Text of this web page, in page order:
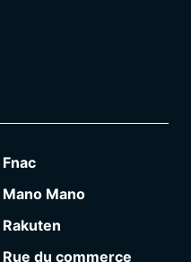
Fnac
Mano Mano
Rakuten
Rue du commerce